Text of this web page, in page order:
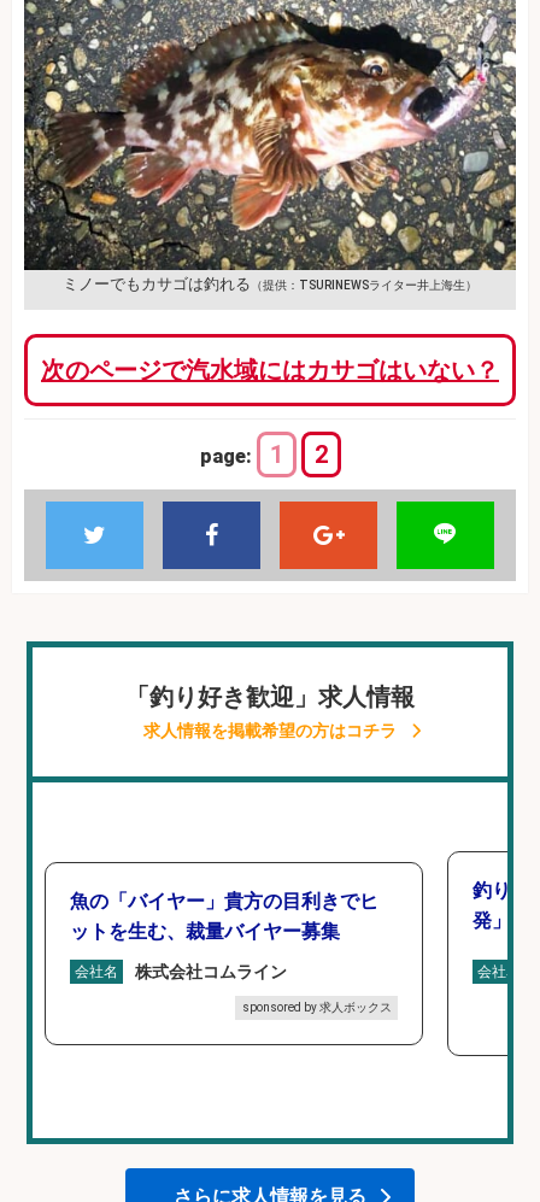
ミノーでもカサゴは釣れる （提供：TSURINEWSライター井上海生）
次のページで汽水域にはカサゴはいない？
page: 1 2
「釣り好き歓迎」求人情報
求人情報を掲載希望の方はコチラ
魚の「バイヤー」貴方の目利きでヒ
ットを生む、裁量バイヤー募集
会社名 株式会社コムライン
sponsored by 求人ボックス
釣り好
発」/
会社名
さらに求人情報を見る